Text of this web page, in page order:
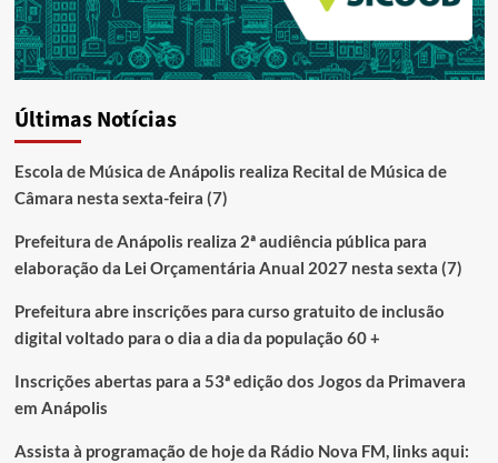
Últimas Notícias
Escola de Música de Anápolis realiza Recital de Música de
Câmara nesta sexta-feira (7)
Prefeitura de Anápolis realiza 2ª audiência pública para
elaboração da Lei Orçamentária Anual 2027 nesta sexta (7)
Prefeitura abre inscrições para curso gratuito de inclusão
digital voltado para o dia a dia da população 60 +
Inscrições abertas para a 53ª edição dos Jogos da Primavera
em Anápolis
Assista à programação de hoje da Rádio Nova FM, links aqui: